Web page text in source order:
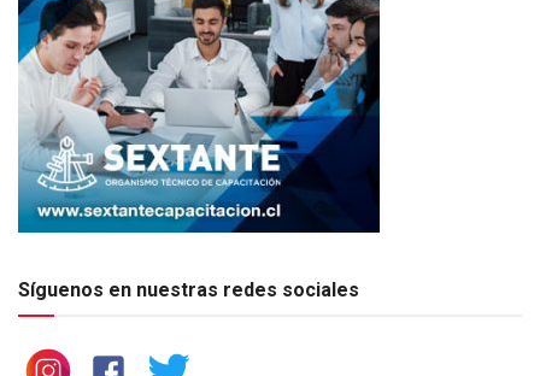
Síguenos en nuestras redes sociales